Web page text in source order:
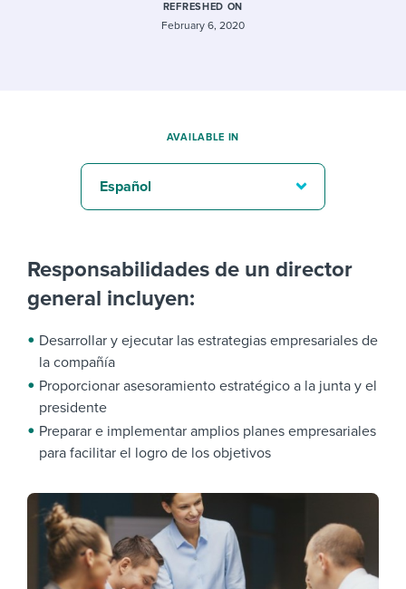
REFRESHED ON
February 6, 2020
Responsabilidades de un director
general incluyen:
Desarrollar y ejecutar las estrategias empresariales de
la compañía
Proporcionar asesoramiento estratégico a la junta y el
presidente
Preparar e implementar amplios planes empresariales
para facilitar el logro de los objetivos
AVAILABLE IN
Español